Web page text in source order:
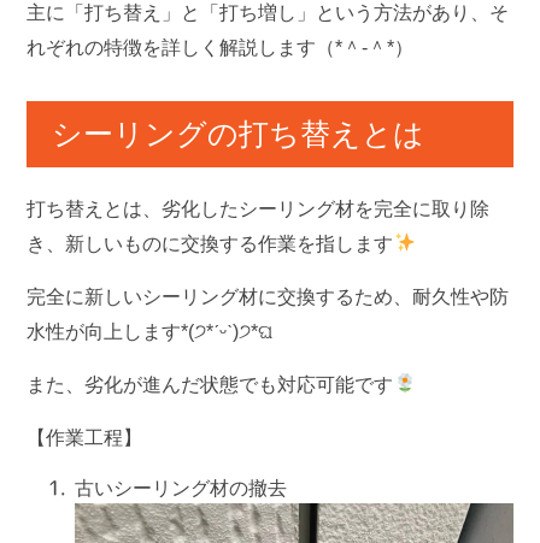
主に「打ち替え」と「打ち増し」という方法があり、そ
れぞれの特徴を詳しく解説します（*＾-＾*）
シーリングの打ち替えとは
打ち替え とは、劣化したシーリング材を完全に取り除
き、新しいものに交換する作業を指します
完全に新しいシーリング材に交換するため、耐久性や防
水性が向上します*(੭*ˊᵕˋ)੭*ଘ
また、劣化が進んだ状態でも対応可能です
【作業工程】
古いシーリング材の撤去